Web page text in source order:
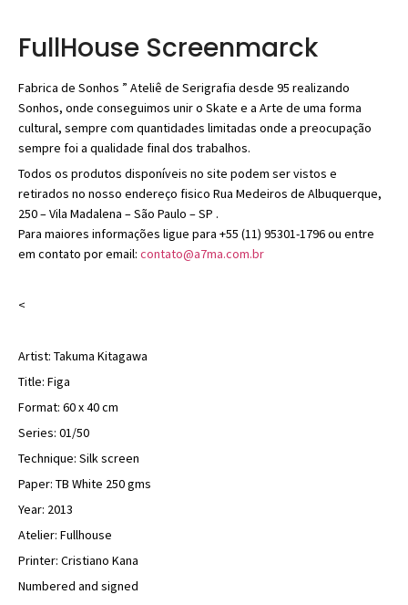
FullHouse Screenmarck
Fabrica de Sonhos ” Ateliê de Serigrafia desde 95 realizando
Sonhos, onde conseguimos unir o Skate e a Arte de uma forma
cultural, sempre com quantidades limitadas onde a preocupação
sempre foi a qualidade final dos trabalhos.
Todos os produtos disponíveis no site podem ser vistos e
retirados no nosso endereço fisico Rua Medeiros de Albuquerque,
250 – Vila Madalena – São Paulo – SP .
Para maiores informações ligue para +55 (11) 95301-1796 ou entre
em contato por email: contato@a7ma.com.br
<
Artist: Takuma Kitagawa
Title: Figa
Format: 60 x 40 cm
Series: 01/50
Technique: Silk screen
Paper: TB White 250 gms
Year: 2013
Atelier: Fullhouse
Printer: Cristiano Kana
Numbered and signed